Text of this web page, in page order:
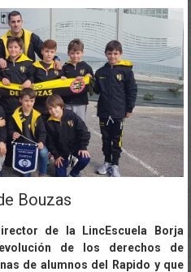
Bouzas
de la LincEscuela Borja
de los derechos de
de alumnos del Rapido y que